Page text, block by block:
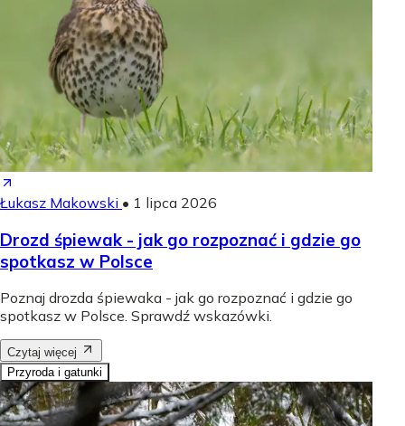
Łukasz Makowski • 1 lipca 2026
Drozd śpiewak - jak go rozpoznać i gdzie go
spotkasz w Polsce
Poznaj drozda śpiewaka - jak go rozpoznać i gdzie go
spotkasz w Polsce. Sprawdź wskazówki.
Czytaj więcej
Przyroda i gatunki